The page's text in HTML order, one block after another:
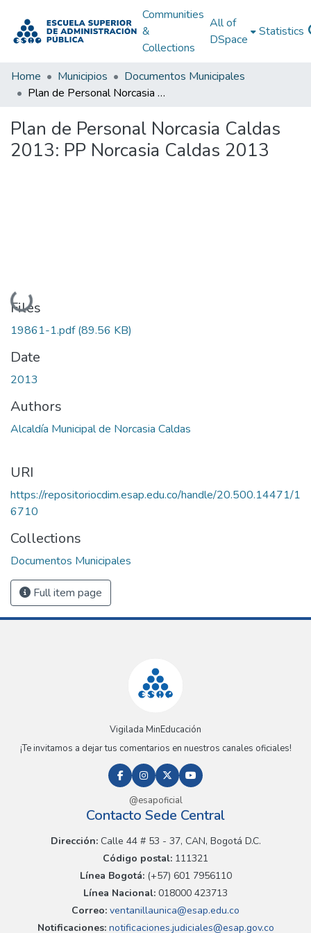
Communities
&
Collections
All of
DSpace
Statistics
Home Municipios
Documentos Municipales
Plan de Personal Norcasia Caldas 2013: PP Norcasia Caldas 2013
Plan de Personal Norcasia Caldas
2013: PP Norcasia Caldas 2013
Loading...
Files
19861-1.pdf(89.56 KB)
Date
2013
Authors
Alcaldía Municipal de Norcasia Caldas
URI
https://repositoriocdim.esap.edu.co/handle/20.500.14471/1
6710
Collections
Documentos Municipales
Full item page
Vigilada MinEducación
¡Te invitamos a dejar tus comentarios en nuestros canales oficiales!
@esapoficial
Contacto Sede Central
Dirección:Calle 44 # 53 - 37, CAN, Bogotá D.C.
Código postal: 111321
Línea Bogotá:(+57) 601 7956110
Línea Nacional: 018000 423713
Correo: ventanillaunica@esap.edu.co
Notificaciones:notificaciones.judiciales@esap.gov.co